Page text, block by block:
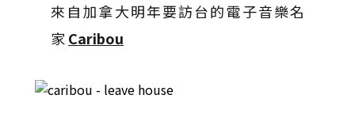
來自加拿大明年要訪台的電子音樂名
家 Caribou